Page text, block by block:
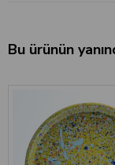
Bu ürünün